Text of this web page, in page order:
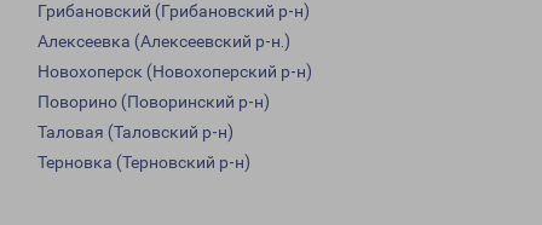
Грибановский (Грибановский р-н)
Алексеевка (Алексеевский р-н.)
Новохоперск (Новохоперский р-н)
Поворино (Поворинский р-н)
Таловая (Таловский р-н)
Терновка (Терновский р-н)